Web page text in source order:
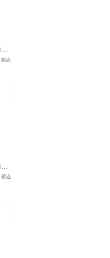
【新品】 バーバリーロンドン BURBERRY LONDON メンズ 靴下 ソックス （リブ×ワンポイント柄）ブラック系 [size:25-26cm] br07018301
税込
【新品】 バーバリーロンドン BURBERRY LONDON メンズ 靴下 ソックス （模様×ワンポイント柄）ダークブラウン系 [size:25-26cm] 56888
税込